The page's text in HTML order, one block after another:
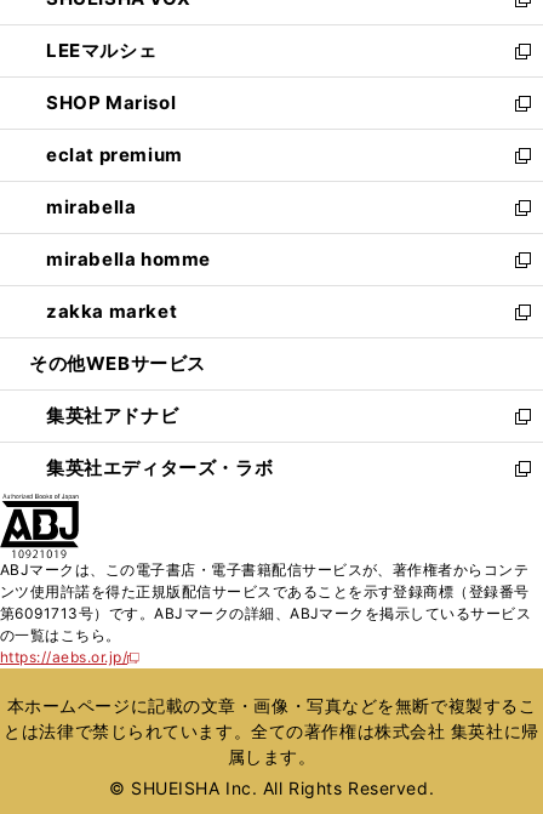
開
く
ウ
で
開
く
ン
ド
ウ
で
開
く
ウ
ィ
ン
ド
ウ
で
開
く
し
い
ウ
ィ
ン
ド
ウ
で
開
く
LEEマルシェ
新
し
い
ウ
ィ
ン
ド
ウ
で
開
く
SHOP Marisol
新
し
い
ウ
ィ
ン
ド
ウ
で
開
eclat premium
新
し
い
ウ
ィ
ン
ド
ウ
開
く
mirabella
新
し
い
ウ
ィ
ン
ウ
で
開
く
mirabella homme
新
し
い
ウ
ン
ド
ウ
で
zakka market
新
し
ウ
ィ
ン
ド
く
その他WEBサービス
集英社アドナビ
新
し
い
ド
ウ
で
集英社エディターズ・ラボ
新
ィ
ン
ド
開
く
ABJマークは、この電子書店・電子書籍配信サービスが、著作権者からコンテ
ンツ使用許諾を得た正規版配信サービスであることを示す登録商標（登録番号
第6091713号）です。ABJマークの詳細、ABJマークを掲示しているサービス
の一覧はこちら。
https://aebs.or.jp/
新
い
ウ
ィ
ウ
本ホームページに記載の文章・画像・写真などを無断で複製するこ
とは法律で禁じられています。全ての著作権は株式会社 集英社に帰
属します。
© SHUEISHA Inc. All Rights Reserved.